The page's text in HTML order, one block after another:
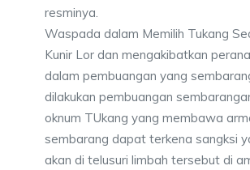
resminya.
Waspada dalam Memilih Tukang
Kunir Lor dan mengakibatkan
dalam pembuangan yang
dilakukan pembuangan
oknum TUkang yang membawa
sembarang dapat terkena sangksi
akan di telusuri limbah tersebut di